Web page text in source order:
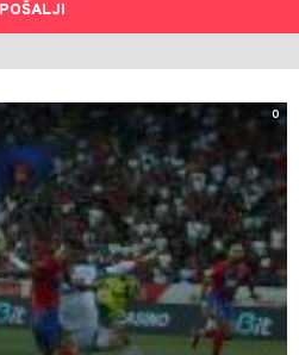
POŠALJI
0